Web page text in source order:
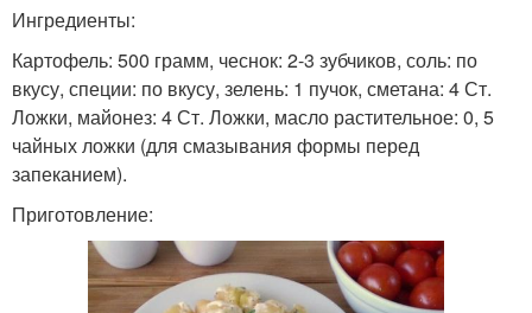
Ингредиенты:
Картофель: 500 грамм, чеснок: 2-3 зубчиков, соль: по
вкусу, специи: по вкусу, зелень: 1 пучок, сметана: 4 Ст.
Ложки, майонез: 4 Ст. Ложки, масло растительное: 0, 5
чайных ложки (для смазывания формы перед
запеканием).
Приготовление: